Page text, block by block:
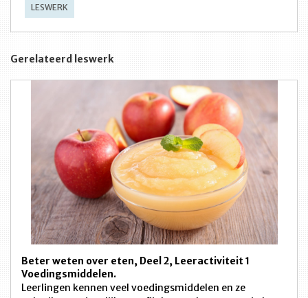
LESWERK
Gerelateerd leswerk
Beter weten over eten, Deel 2, Leeractiviteit 1
Voedingsmiddelen.
Leerlingen kennen veel voedingsmiddelen en ze